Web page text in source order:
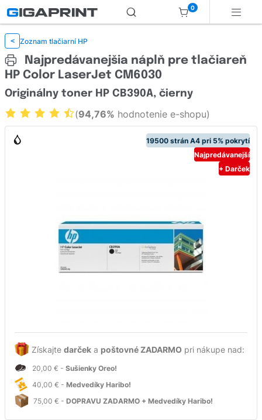
0
< Zoznam tlačiarní HP
Najpredávanejšia náplň pre tlačiareň
HP Color LaserJet CM6030
19500 strán A4 pri 5% pokrytí
Najpredávanejší
+ Darček
Získajte darček a poštovné ZADARMO pri nákupe nad:
20,00 € - Sušienky Oreo!
40,00 € - Medvedíky Haribo!
75,00 € - DOPRAVU ZADARMO + Medvedíky Haribo!
Originálny toner HP CB390A, čierny
(94,76% hodnotenie e-shopu)